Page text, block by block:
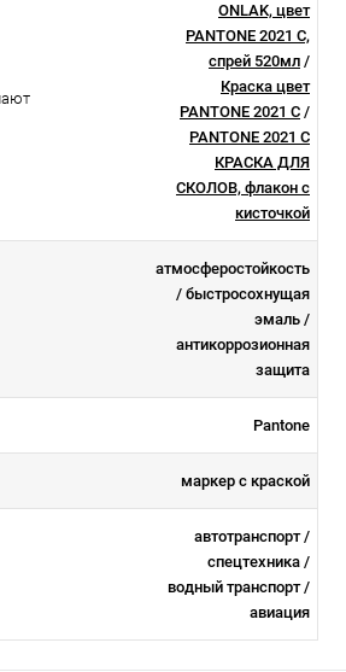
ONLAK, цвет
PANTONE 2021 C,
спрей 520мл /
Краска цвет
PANTONE 2021 C /
PANTONE 2021 C
КРАСКА ДЛЯ
СКОЛОВ, флакон с
кисточкой
атмосферостойкоcть
/ быстросохнущая
эмаль /
антикоррозионная
защита
Pantone
маркер с краской
автотранспорт /
спецтехника /
водный транспорт /
авиация